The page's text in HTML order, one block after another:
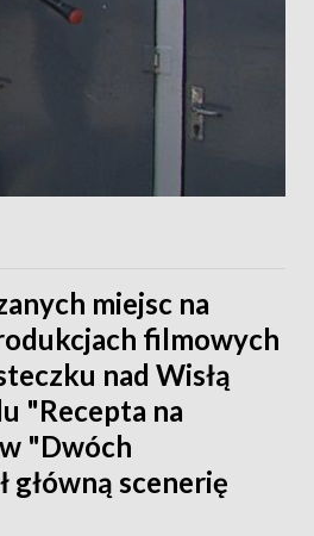
miejsc na
filmowych
nad Wisłą
"Recepta na
"Dwóch
główną scenerię